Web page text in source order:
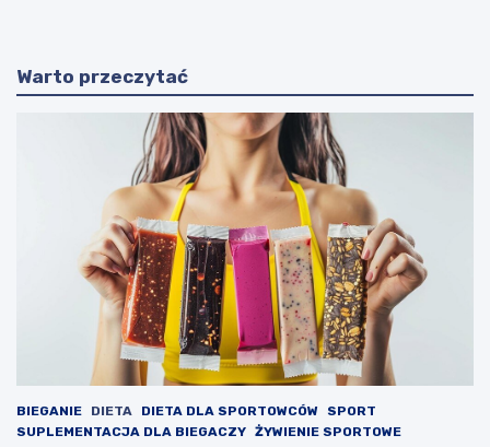
Warto przeczytać
BIEGANIE DIETA DIETA DLA SPORTOWCÓW
SPORT
SUPLEMENTACJA DLA BIEGACZY ŻYWIENIE SPORTOWE